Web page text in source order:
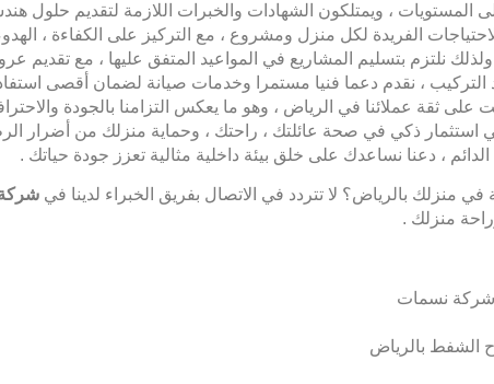
المستويات ، ويمتلكون الشهادات والخبرات اللازمة لتقديم حلول
الفريدة لكل منزل ومشروع ، مع التركيز على الكفاءة ،
ولذلك نلتزم بتسليم المشاريع في المواعيد المتفق عليها ، مع
عند التركيب ، نقدم دعما فنيا مستمرا وخدمات صيانة لضمان أقصى
على ثقة عملائنا في الرياض ، وهو ما يعكس التزامنا بالجودة
ذكي في صحة عائلتك ، راحتك ، وحماية منزلك من أضرار
، دعنا نساعدك على خلق بيئة داخلية مثالية تعزز جودة حياتك .
في منزلك بالرياض؟ لا تتردد في الاتصال بفريق الخبراء لدينا في
منزلك .
شركة نسمات
الشفط بالرياض